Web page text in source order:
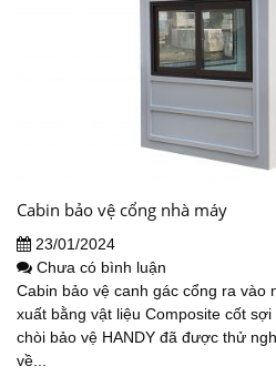
Cabin bảo vệ cổng nhà máy
23/01/2024
Chưa có bình luận
Cabin bảo vệ canh gác cổng ra vào
xuất bằng vật liệu Composite cốt
chòi bảo vệ HANDY đã được thử
về...